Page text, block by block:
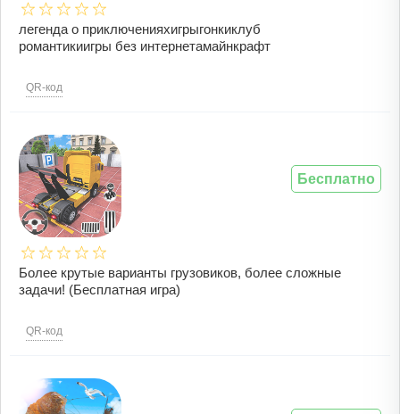
легенда о приключенияхигрыгонкиклуб
романтикиигры без интернетамайнкрафт
QR-код
Более крутые варианты грузовиков, более сложные
задачи! (Бесплатная игра)
QR-код
Бесплатно